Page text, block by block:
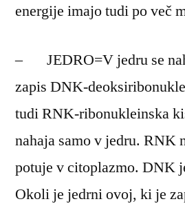
energije imajo tudi po več
– JEDRO=V jedru se
zapis DNK-
tudi RNK-ribonukleinska
nahaja samo v jedru. RNK
potuje v citoplazmo. DNK
Okoli je jedrni ovoj, ki je